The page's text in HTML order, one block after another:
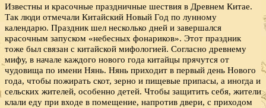
Известны и красочные праздничные шествия в Древнем Китае.
Так люди отмечали Китайский Новый Год по лунному
календарю. Праздник шел несколько дней и завершался
красочным запуском «небесных фонариков». Этот праздник
тоже был связан с китайской мифологией. Согласно древнему
мифу, в начале каждого нового года китайцы прячутся от
чудовища по имени Нянь. Нянь приходит в первый день Нового
года, чтобы пожирать скот, зерно и пищевые припасы, а иногда и
сельских жителей, особенно детей. Чтобы защитить себя, жители
клали еду при входе в помещение, напротив двери, с приходом